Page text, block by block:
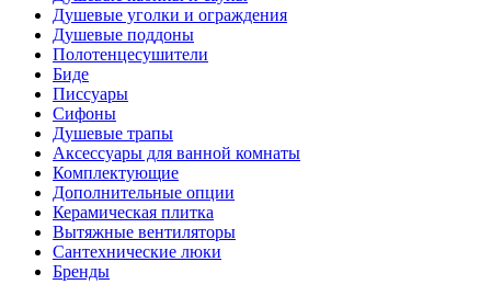
Душевые уголки и ограждения
Душевые поддоны
Полотенцесушители
Биде
Писсуары
Сифоны
Душевые трапы
Аксессуары для ванной комнаты
Комплектующие
Дополнительные опции
Керамическая плитка
Вытяжные вентиляторы
Сантехнические люки
Бренды